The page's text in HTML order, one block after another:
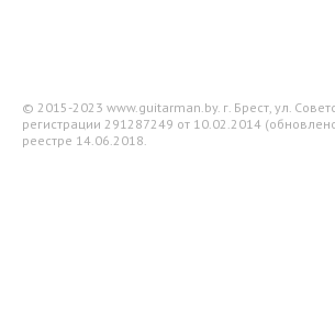
© 2015-2023 www.guitarman.by. г. Брест, ул.
регистрации 291287249 от 10.02.2014
реестре 14.06.2018.